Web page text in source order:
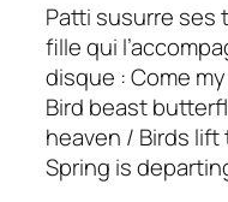
Patti susurre ses
fille qui
disque :Come
Bird beast
heaven / Birds
Spring is